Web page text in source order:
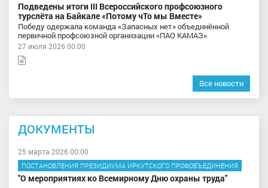
Подведены итоги III Всероссийского профсоюзного
турслёта на Байкале «Потому чТо мы Вместе»
Победу одержала команда «Запасных нет» объединённой
первичной профсоюзной организации «ПАО КАМАЗ»
27 июля 2026 00:00
Все новости
ДОКУМЕНТЫ
25 марта 2026 00:00
ПОСТАНОВЛЕНИЯ ПРЕЗИДИУМА ИРКУТСКОГО ПРОФОБЪЕДИНЕНИЯ
"О мероприятиях ко Всемирному Дню охраны труда"